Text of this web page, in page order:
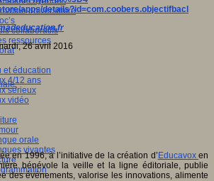
universitaire
collaboratifs
ressources
et éducation
4/12 ans
sérieux
vidéo
orale
vivantes
apps/details?id=com.coobers.objectifbacl
26 avril 2016
,
en 1996, à l’initiative de la création d’ Educavoxen
bénévole la veille et la ligne éditoriale, publie
des événements, valorise les innovations, alimente